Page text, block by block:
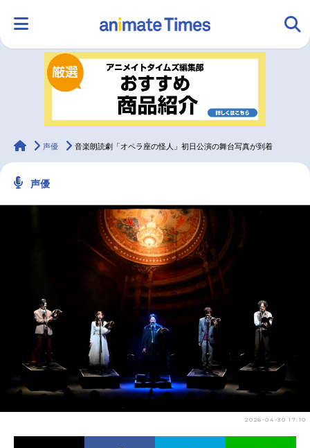
ランキング アニメ
ラジオ 映画
配信・Vtuber トレンド
アニメ記事一覧 声優記事一覧
アニメ映画一覧 実写化映画一覧
今期アニメ曜日別一覧
春アニメ 夏アニメ
animateTimes
声優 音楽朗読劇「オペラ座の怪人」初日公演の舞台写真が到着
声優
2026-04-30 17:10